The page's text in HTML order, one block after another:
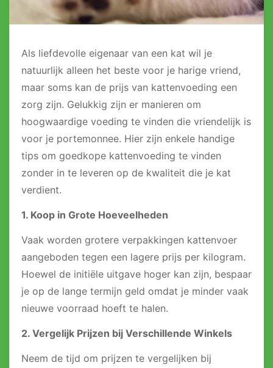
Als liefdevolle eigenaar van een kat wil je
natuurlijk alleen het beste voor je harige vriend,
maar soms kan de prijs van kattenvoeding een
zorg zijn. Gelukkig zijn er manieren om
hoogwaardige voeding te vinden die vriendelijk is
voor je portemonnee. Hier zijn enkele handige
tips om goedkope kattenvoeding te vinden
zonder in te leveren op de kwaliteit die je kat
verdient.
1. Koop in Grote Hoeveelheden
Vaak worden grotere verpakkingen kattenvoer
aangeboden tegen een lagere prijs per kilogram.
Hoewel de initiële uitgave hoger kan zijn, bespaar
je op de lange termijn geld omdat je minder vaak
nieuwe voorraad hoeft te halen.
2. Vergelijk Prijzen bij Verschillende Winkels
Neem de tijd om prijzen te vergelijken bij